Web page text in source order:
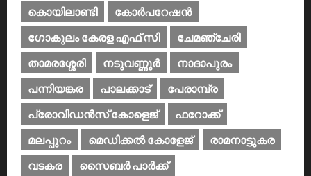
കൊയിലാണ്ടി
കോര്‍പറേഷന്‍
ഗോകുലം കേരള എഫ് സി
ചേമഞ്ചേരി
താമരശ്ശേരി
നടുവണ്ണൂര്‍
നാദാപുരം
പന്നിയങ്കര
പാലക്കാട്‌
പേരാമ്പ്ര
പ്രോവിഡന്‍സ് കോളെജ്‌
ഫറോക്ക്
മലപ്പുറം
മെഡിക്കൽ കോളേജ്‌
രാമനാട്ടുകര
വടകര
സൈബര്‍ പാര്‍ക്ക്‌